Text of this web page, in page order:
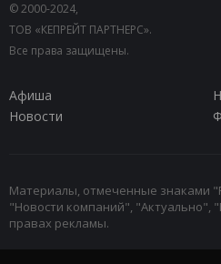
© 2000-2024,
ТОВ «КЕПРЕЙТ ПАРТНЕРС».
Все права защищены.
Афиша
Новости
Материалы, отмеченные знаками
"Новости компаний", "Актуально",
правах рекламы.